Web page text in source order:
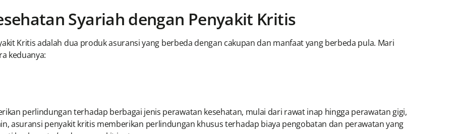
Syariah dengan Penyakit Kritis
Kritis adalah dua produk asuransi yang berbeda dengan cakupan dan manfaat yang berbeda pula. Mari
keduanya:
perlindungan terhadap berbagai jenis perawatan kesehatan, mulai dari rawat inap hingga perawatan gigi,
asuransi penyakit kritis memberikan perlindungan khusus terhadap biaya pengobatan dan perawatan yang